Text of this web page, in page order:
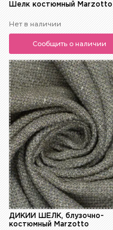
Шелк костюмный Marzotto
Нет в наличии
Сообщить о наличии
ДИКИЙ ШЁЛК, блузочно-
костюмный Marzotto